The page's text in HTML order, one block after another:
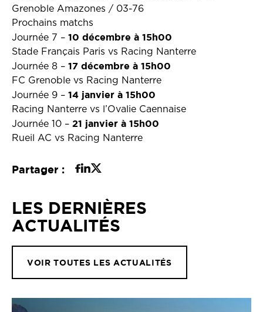
Grenoble Amazones / 03-76
Prochains matchs
Journée 7 – 10 décembre à 15h00
Stade Français Paris vs Racing Nanterre
Journée 8 – 17 décembre à 15h00
FC Grenoble vs Racing Nanterre
Journée 9 – 14 janvier à 15h00
Racing Nanterre vs l’Ovalie Caennaise
Journée 10 – 21 janvier à 15h00
Rueil AC vs Racing Nanterre
Partager :
LES DERNIÈRES
ACTUALITÉS
VOIR TOUTES LES ACTUALITÉS